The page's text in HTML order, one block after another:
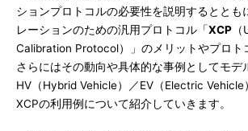
ションプロトコルの必要性を説明するととも
レーションのための汎用プロトコル「XCP
Calibration Protocol）」のメリットやプロト
さらにはその動向や具体的な事例としてモデ
HV（Hybrid Vehicle）／EV（Electric Vehicle
XCPの利用例について紹介していきます。